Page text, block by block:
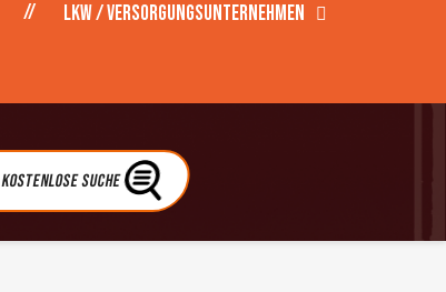
LKW / Versorgungsunternehmen
Kostenlose Suche